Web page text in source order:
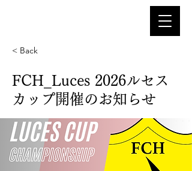
< Back
FCH_Luces 2026ルセス
カップ開催のお知らせ